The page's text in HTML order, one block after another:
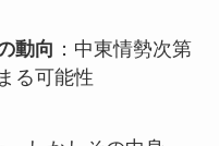
動向 ：中東情勢次第
る可能性